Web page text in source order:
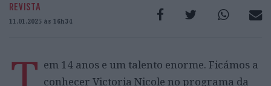
REVISTA
11.01.2025 às 16h34
em 14 anos e um talento enorme. Ficámos a
conhecer Victoria Nicole no programa da